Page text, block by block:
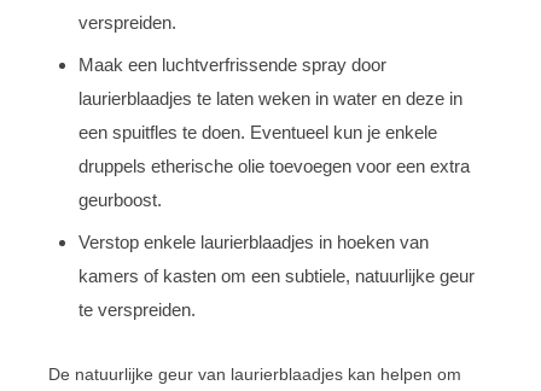
verspreiden.
Maak een luchtverfrissende spray door
laurierblaadjes te laten weken in water en deze in
een spuitfles te doen. Eventueel kun je enkele
druppels etherische olie toevoegen voor een extra
geurboost.
Verstop enkele laurierblaadjes in hoeken van
kamers of kasten om een subtiele, natuurlijke geur
te verspreiden.
De natuurlijke geur van laurierblaadjes kan helpen om